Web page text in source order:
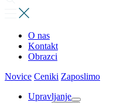
O nas
Kontakt
Obrazci
Novice Ceniki Zaposlimo
Upravljanje